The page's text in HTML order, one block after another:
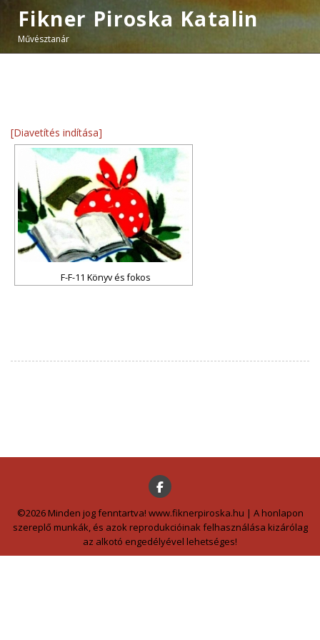
Fikner Piroska Katalin
Művésztanár
[Diavetítés indítása]
F-F-11 Könyv és fokos
©2026 Minden jog fenntartva! www.fiknerpiroska.hu | A honlapon
szereplő munkák, és azok reprodukcióinak felhasználása kizárólag
az alkotó engedélyével lehetséges!